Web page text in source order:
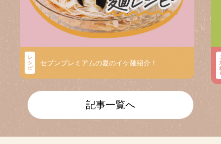
レ
シ
ピ
セブンプレミアムの夏のイケ麺紹介！
記事一覧へ